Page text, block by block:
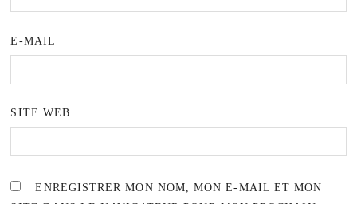
E-MAIL
SITE WEB
ENREGISTRER MON NOM, MON E-MAIL ET MON